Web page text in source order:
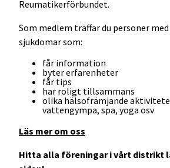
Reumatikerförbundet.
Som medlem träffar du personer
sjukdomar som:
får information
byter erfarenheter
får tips
har roligt tillsammans
olika hälsofrämjande
vattengympa, spa, yoga osv
Läs mer om oss
Hitta alla föreningar i vårt distrikt